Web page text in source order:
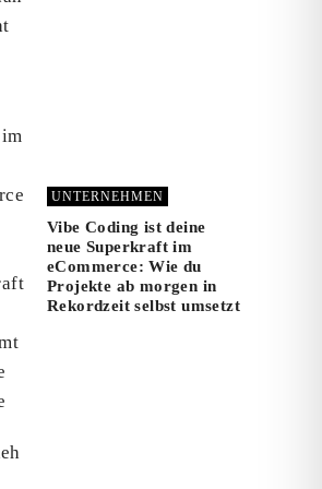
UNTERNEHMEN
Vibe Coding ist deine
neue Superkraft im
eCommerce: Wie du
Projekte ab morgen in
Rekordzeit selbst umsetzt